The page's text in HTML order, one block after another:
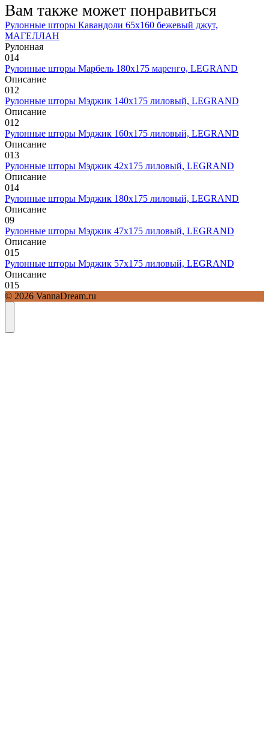
Вам также может понравиться
Рулонные шторы Кавандоли 65х160 бежевый джут,
МАГЕЛЛАН
Рулонная
014
Рулонные шторы Марбель 180х175 маренго, LEGRAND
Описание
012
Рулонные шторы Мэджик 140х175 лиловый, LEGRAND
Описание
012
Рулонные шторы Мэджик 160х175 лиловый, LEGRAND
Описание
013
Рулонные шторы Мэджик 42х175 лиловый, LEGRAND
Описание
014
Рулонные шторы Мэджик 180х175 лиловый, LEGRAND
Описание
09
Рулонные шторы Мэджик 47х175 лиловый, LEGRAND
Описание
015
Рулонные шторы Мэджик 57х175 лиловый, LEGRAND
Описание
015
© 2026 VannaDream.ru